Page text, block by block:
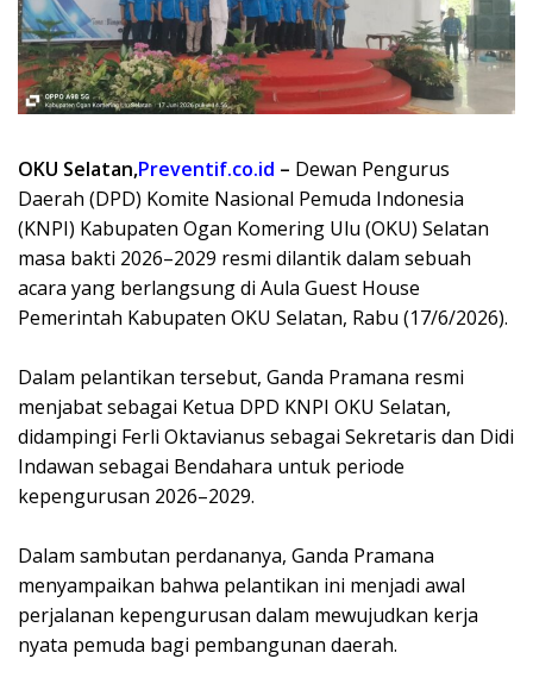
OKU Selatan,Preventif.co.id – Dewan Pengurus
Daerah (DPD) Komite Nasional Pemuda Indonesia
(KNPI) Kabupaten Ogan Komering Ulu (OKU) Selatan
masa bakti 2026–2029 resmi dilantik dalam sebuah
acara yang berlangsung di Aula Guest House
Pemerintah Kabupaten OKU Selatan, Rabu (17/6/2026).
Dalam pelantikan tersebut, Ganda Pramana resmi
menjabat sebagai Ketua DPD KNPI OKU Selatan,
didampingi Ferli Oktavianus sebagai Sekretaris dan Didi
Indawan sebagai Bendahara untuk periode
kepengurusan 2026–2029.
Dalam sambutan perdananya, Ganda Pramana
menyampaikan bahwa pelantikan ini menjadi awal
perjalanan kepengurusan dalam mewujudkan kerja
nyata pemuda bagi pembangunan daerah.